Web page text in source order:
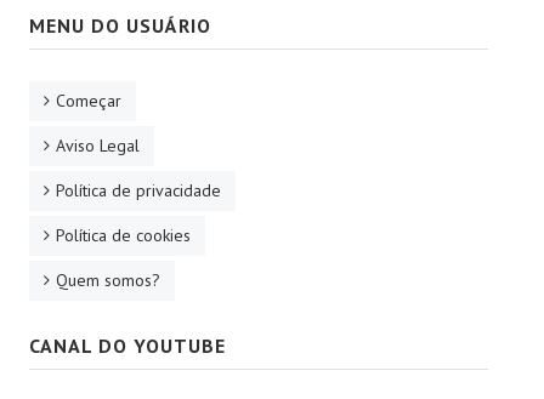
MENU DO USUÁRIO
Começar
Aviso Legal
Política de privacidade
Política de cookies
Quem somos?
CANAL DO YOUTUBE